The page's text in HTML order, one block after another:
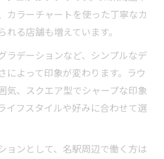
カラーチャートを使った丁寧なカ
る店舗も増えています。
ラデーションなど、シンプルなデ
によって印象が変わります。ラウ
気、スクエア型でシャープな印象
イフスタイルや好みに合わせて選
ョンとして、名駅周辺で働く方は